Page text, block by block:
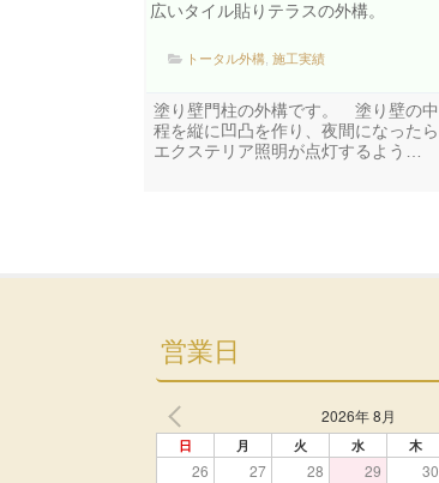
広いタイル貼りテラスの外構。
トータル外構 ,施工実績
塗り壁門柱の外構です。 塗り壁の中
程を縦に凹凸を作り、夜間になったら
エクステリア照明が点灯するよう…
営業日
2026年 8月
日 月 火 水 木
26 27 28 29 30